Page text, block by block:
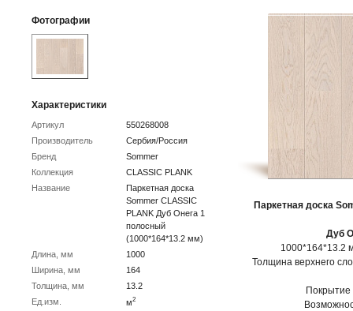
Фотографии
Характеристики
Артикул
550268008
Производитель
Сербия/Россия
Бренд
Sommer
Коллекция
CLASSIC PLANK
Название
Паркетная доска
Sommer CLASSIC
PLANK Дуб Онега 1
полосный
(1000*164*13.2 мм)
Длина, мм
1000
Ширина, мм
164
Толщина, мм
13.2
Ед.изм.
м2
Паркетная доска
Дуб
1000*164*13.2
Толщина верхнего